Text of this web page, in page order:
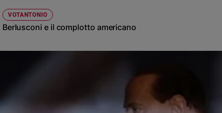
VOTANTONIO
Berlusconi e il complotto americano